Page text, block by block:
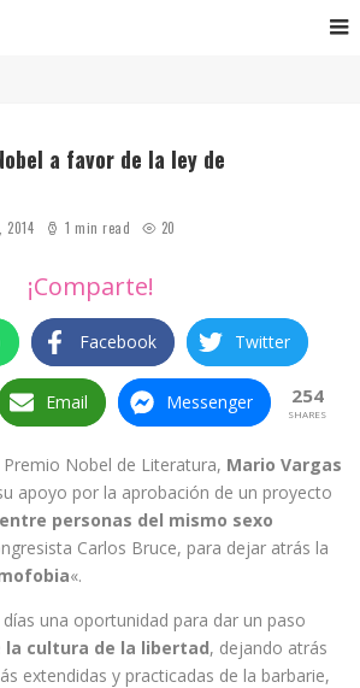
a favor de la ley de
2014 1 min read 20
¡Comparte!
Facebook Twitter
Email Messenger 254
SHARES
Nobel de Literatura, Mario Vargas
apoyo por la aprobación de un proyecto
entre personas del mismo sexo
Carlos Bruce, para dejar atrás la
«.
una oportunidad para dar un paso
la cultura de la libertad, dejando atrás
extendidas y practicadas de la barbarie,